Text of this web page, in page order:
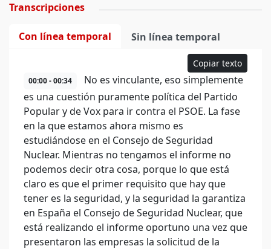
Transcripciones
Con línea temporal Sin línea temporal
Copiar texto
00:00 - 00:34
No es vinculante, eso simplemente
es una cuestión puramente política del Partido
Popular y de Vox para ir contra el PSOE. La fase
en la que estamos ahora mismo es
estudiándose en el Consejo de Seguridad
Nuclear. Mientras no tengamos el informe no
podemos decir otra cosa, porque lo que está
claro es que el primer requisito que hay que
tener es la seguridad, y la seguridad la garantiza
en España el Consejo de Seguridad Nuclear, que
está realizando el informe oportuno una vez que
presentaron las empresas la solicitud de la